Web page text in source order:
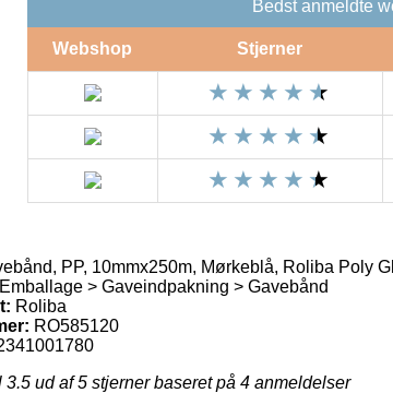
Bedst anmeldte
Webshop Stjerner
PP, 10mmx250m, Mørkeblå, Roliba Poly
Emballage > Gaveindpakning > Gavebånd
Roliba
RO585120
3.5 ud af 5 stjerner baseret på 4 anmeldelser